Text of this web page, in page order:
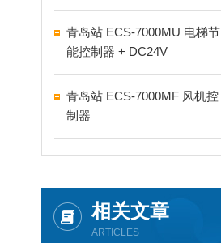
青岛站 ECS-7000MU 电梯节
能控制器 + DC24V
青岛站 ECS-7000MF 风机控
制器
相关文章
ARTICLES